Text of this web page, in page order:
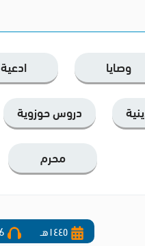
وصايا ادعية
دروس حوزوية
محرم
3766